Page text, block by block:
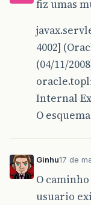
fiz umas
4002]
(04/11/
Internal
O
Ginhu17 de
O
usuario